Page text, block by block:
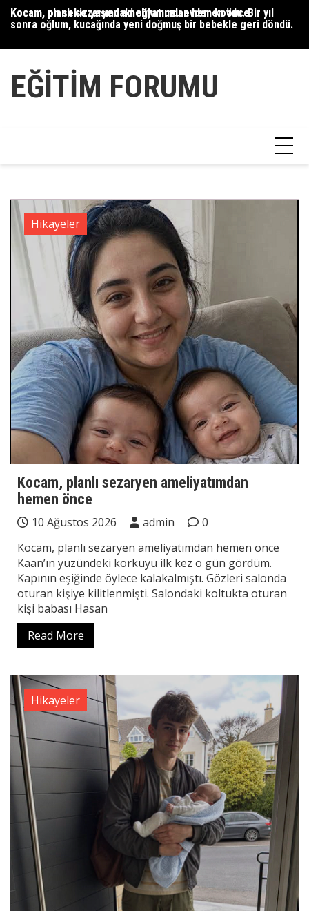
SkipKocam, planlı sezaryen ameliyatımdan hemen önce
Kocam, on sekiz yaşındaki oğlumuzu evden kovdu. Bir yıl
sonra oğlum, kucağında yeni doğmuş bir bebekle geri döndü.
EĞITIM FORUMU
Hikayeler
Kocam, planlı sezaryen ameliyatımdan
hemen önce
10 Ağustos 2026 admin
0
Kocam, planlı sezaryen ameliyatımdan hemen önce
Kaan’ın yüzündeki korkuyu ilk kez o gün gördüm.
Kapının eşiğinde öylece kalakalmıştı. Gözleri salonda
oturan kişiye kilitlenmişti. Salondaki koltukta oturan
kişi babası Hasan
Read More
Hikayeler